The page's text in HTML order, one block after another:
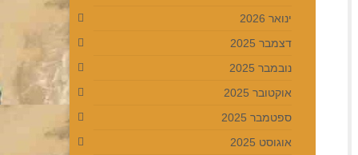
ינואר 2026
דצמבר 2025
נובמבר 2025
אוקטובר 2025
ספטמבר 2025
אוגוסט 2025